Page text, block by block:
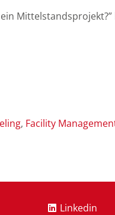
Facility
Linkedin